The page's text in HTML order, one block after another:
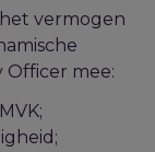
vermogen
Officer mee: